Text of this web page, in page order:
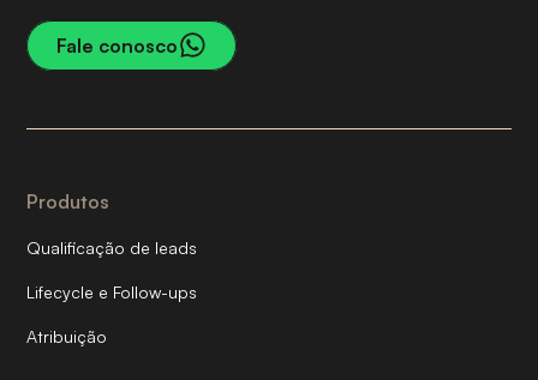
Fale conosco
Produtos
Qualificação de leads
Lifecycle e Follow-ups
Atribuição